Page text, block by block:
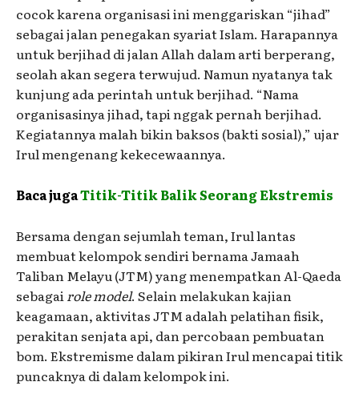
cocok karena organisasi ini menggariskan “jihad”
sebagai jalan penegakan syariat Islam. Harapannya
untuk berjihad di jalan Allah dalam arti berperang,
seolah akan segera terwujud. Namun nyatanya tak
kunjung ada perintah untuk berjihad. “Nama
organisasinya jihad, tapi nggak pernah berjihad.
Kegiatannya malah bikin baksos (bakti sosial),” ujar
Irul mengenang kekecewaannya.
Baca jugaTitik-Titik Balik Seorang Ekstremis
Bersama dengan sejumlah teman, Irul lantas
membuat kelompok sendiri bernama Jamaah
Taliban Melayu (JTM) yang menempatkan Al-Qaeda
sebagairole model. Selain melakukan kajian
keagamaan, aktivitas JTM adalah pelatihan fisik,
perakitan senjata api, dan percobaan pembuatan
bom. Ekstremisme dalam pikiran Irul mencapai titik
puncaknya di dalam kelompok ini.